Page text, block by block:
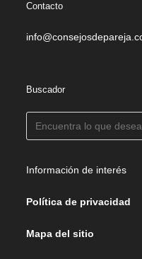
Contacto
Buscador
Información de interés
Política de privacidad
Mapa del sitio